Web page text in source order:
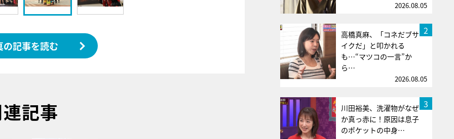
の記事を読む
記事
2026.08.05
2
高橋真麻、「コネだブサ
イクだ」と叩かれる
も…“マツコの一言”か
ら…
2026.08.05
3
川田裕美、洗濯物がなぜ
か真っ赤に！原因は息子
のポケットの中身…